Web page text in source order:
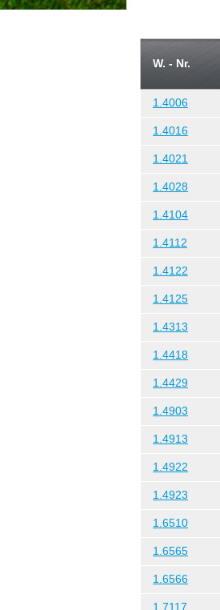
W. - Nr.
1.4006
1.4016
1.4021
1.4028
1.4104
1.4112
1.4122
1.4125
1.4313
1.4418
1.4429
1.4903
1.4913
1.4922
1.4923
1.6510
1.6565
1.6566
1.7117